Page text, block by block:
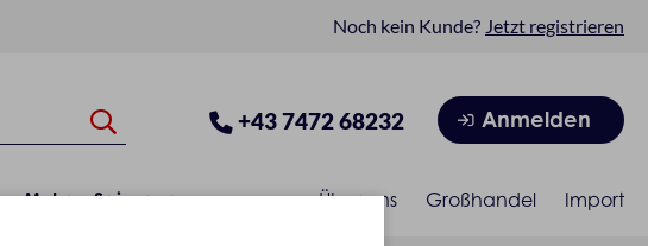
Noch kein Kunde? Jetzt registrieren
+43 7472 68232 Anmelden
Mehr Saisonen Über uns Großhandel Import